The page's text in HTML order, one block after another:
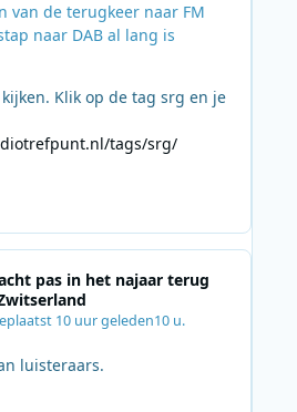
van de terugkeer naar FM
naar DAB al lang is
Klik op de tag srg en je
tags/srg/
pas in het najaar terug
10 uur geleden10 u.
luisteraars.